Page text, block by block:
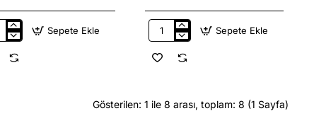
Sepete Ekle
Ford
2018-
Kaliper
Sepete Ekle
Gösterilen: 1 ile 8 arası, toplam: 8 (1 Sayfa)